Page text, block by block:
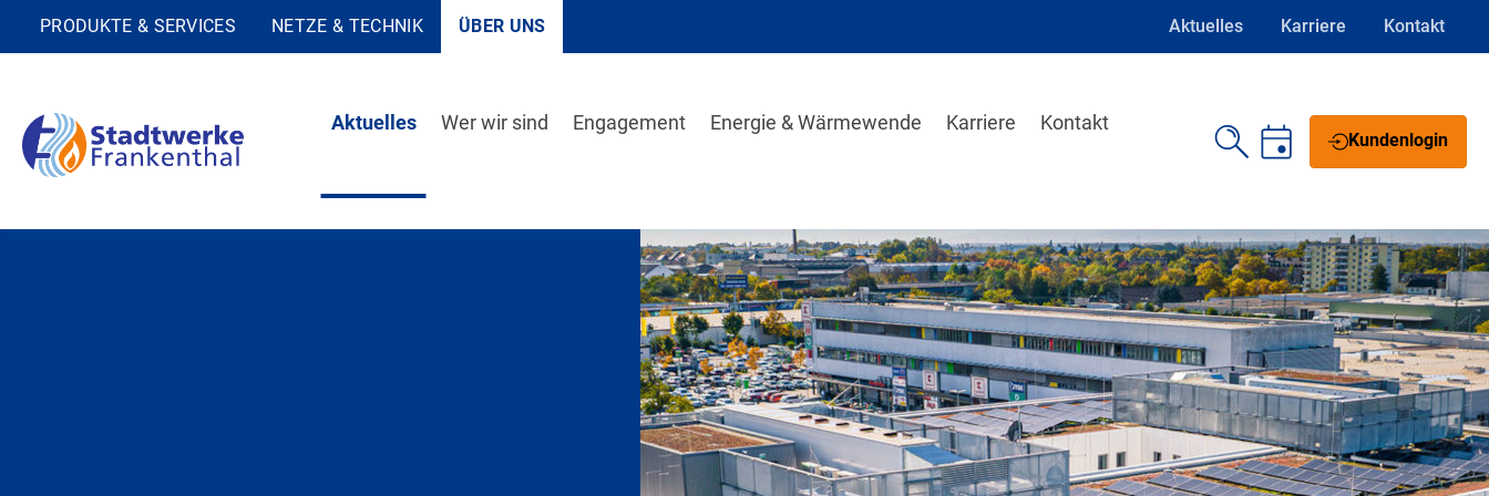
PRODUKTE & SERVICES NETZE & TECHNIK ÜBER UNS Aktuelles Karriere Kontakt
Aktuelles Wer wir sind Engagement Energie & Wärmewende Karriere Kontakt
Kundenlogin
Schrift vergrößern
Schrift verkleinern
Wortabstand vergrößern
Wortabstand verkleinern
Zeilenabstand vergrößern